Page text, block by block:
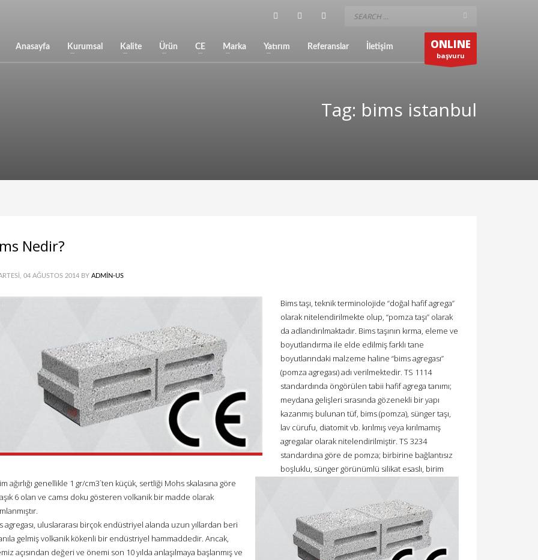
Anasayfa Kurumsal Kalite Ürün CE Marka Yatırım Referanslar İletişim ONLINE
başvuru
Tag: bims istanbul
Nedir?
04 AĞUSTOS 2014 BY ADMIN-US
Bims taşı, teknik terminolojide “doğal hafif agrega”
olarak nitelendirilmekte olup, “pomza taşı” olarak
da adlandırılmaktadır. Bims taşının kırma, eleme ve
boyutlandırma ile elde edilmiş farklı tane
boyutlarındaki malzeme haline “bims agregası”
(pomza agregası) adı verilmektedir. TS 1114
standardında öngörülen tabii hafif agrega tanımı;
meydana gelişleri sırasında gözenekli bir yapı
kazanmış bulunan tüf, bims (pomza), sünger taşı,
lav cürufu, diatomit vb. kırılmış veya kırılmamış
agregalar olarak nitelendirilmiştir. TS 3234
standardına göre de pomza; birbirine bağlantısız
boşluklu, sünger görünümlü silikat esaslı, birim
ağırlığı genellikle 1 gr/cm3`ten küçük, sertliği Mohs skalasına göre
6 olan ve camsı doku gösteren volkanik bir madde olarak
agregası, uluslararası birçok endüstriyel alanda uzun yıllardan beri
gelmiş volkanik kökenli bir endüstriyel hammaddedir. Ancak,
açısından değeri ve önemi son 10 yılda anlaşılmaya başlanmış ve